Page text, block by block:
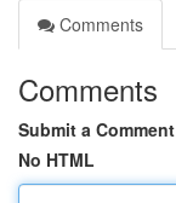
Comments
Comments
Submit a Comment
No HTML